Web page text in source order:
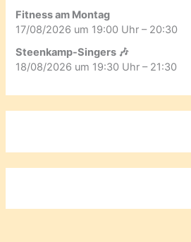
Fitness am Montag
17/08/2026 um 19:00 Uhr – 20:30
Steenkamp-Singers 🎶
18/08/2026 um 19:30 Uhr – 21:30